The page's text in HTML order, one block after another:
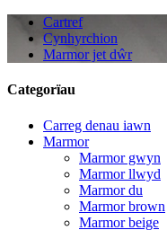
Cartref
Cynhyrchion
Marmor jet dŵr
Categorïau
Carreg denau iawn
Marmor
Marmor gwyn
Marmor llwyd
Marmor du
Marmor brown
Marmor beige